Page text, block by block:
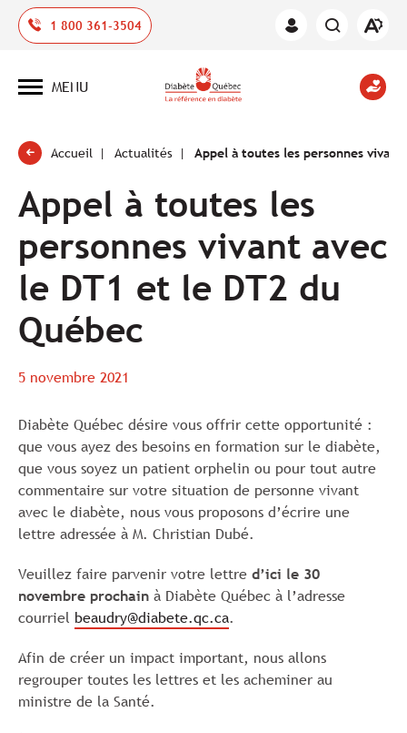
1 800 361-3504
Espace
Ouvrir
Ouvrir
site
MENU
Accueil Actualités Appel à toutes les personnes
Appel à toutes les
personnes vivant avec
le DT1 et le DT2 du
Québec
5 novembre 2021
Diabète Québec désire vous offrir cette opportunité :
que vous ayez des besoins en formation sur le diabète,
que vous soyez un patient orphelin ou pour tout autre
commentaire sur votre situation de personne vivant
avec le diabète, nous vous proposons d’écrire une
lettre adressée à M. Christian Dubé.
Veuillez faire parvenir votre lettre d’ici le 30
novembre prochain à Diabète Québec à l’adresse
courriel beaudry@diabete.qc.ca.
Afin de créer un impact important, nous allons
regrouper toutes les lettres et les acheminer au
ministre de la Santé.